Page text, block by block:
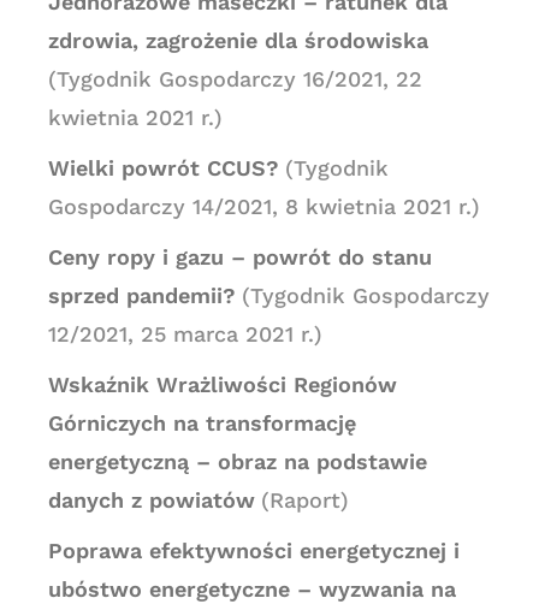
zdrowia, zagrożenie dla środowiska
(Tygodnik Gospodarczy 16/2021, 22
kwietnia 2021 r.)
Wielki powrót CCUS? (Tygodnik
Gospodarczy 14/2021, 8 kwietnia 2021 r.)
Ceny ropy i gazu – powrót do stanu
sprzed pandemii? (Tygodnik Gospodarczy
12/2021, 25 marca 2021 r.)
Wskaźnik Wrażliwości Regionów
Górniczych na transformację
energetyczną – obraz na podstawie
danych z powiatów (Raport)
Poprawa efektywności energetycznej i
ubóstwo energetyczne – wyzwania na